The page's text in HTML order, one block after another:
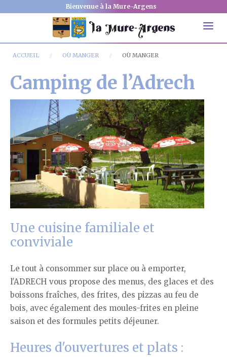
Bienvenue à la Mure-Argens
ACCUEIL OÙ MANGER OÙ MANGER
Camping de l’Adrech
Une cuisine familiale et
conviviale
Le tout à consommer sur place ou à emporter,
l'ADRECH vous propose des menus, des glaces et des
boissons fraîches, des frites, des pizzas au feu de
bois, avec également des moules-frites en pleine
saison et des formules petits déjeuner.
Heures d'ouvertures et plats :